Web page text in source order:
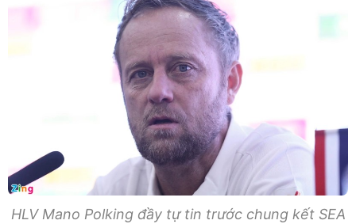
HLV Mano Polking đầy tự tin trước chung kết SEA